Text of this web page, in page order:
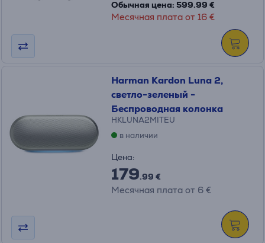
Обычная цена: 599.99 €
Месячная плата от 16 €
Harman Kardon Luna 2,
светло-зеленый -
Беспроводная колонка
HKLUNA2MITEU
в наличии
Цена:
179.99 €
Месячная плата от 6 €